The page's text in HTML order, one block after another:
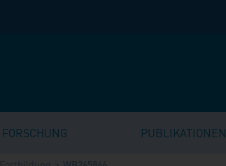
FORSCHUNG PUBLIKATIONEN